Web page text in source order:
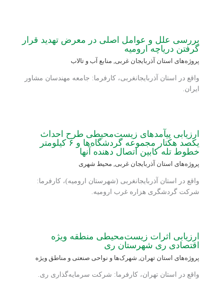
بررسی علل و عوامل‏ اصلی در معرض تهدید ‏قرار
گرفتن دریاچه‏ ارومیه
پروژه‌های استان آذربایجان غربی, منابع آب و تالاب
واقع در استان آذربایجانغربی، کارفرما: جامعه مهندسان مشاور
ایران.
ارزیابی پی‏آمدهای زیست‏‌محیطی طرح احداث
یکصد هکتار مجموعه گردشگاه‌ها و ۶ کیلومتر
خطوط تله‏ کابین اتصال‏ دهنده آنها
پروژه‌های استان آذربایجان غربی, محیط شهری
واقع در استان آذربایجانغربی (شهرستان ارومیه)، کارفرما:
شرکت گردشگری هزاره غرب ارومیه.
ارزیابی اثرات زیست‌محیطی منطقه ویژه
اقتصادی ری شهرستان ری
پروژه‌های استان تهران شهرک‌ها و نواحی صنعتی و مناطق ویژه
واقع در استان تهران، کارفرما: شرکت سرمایه‌گذاری ری.